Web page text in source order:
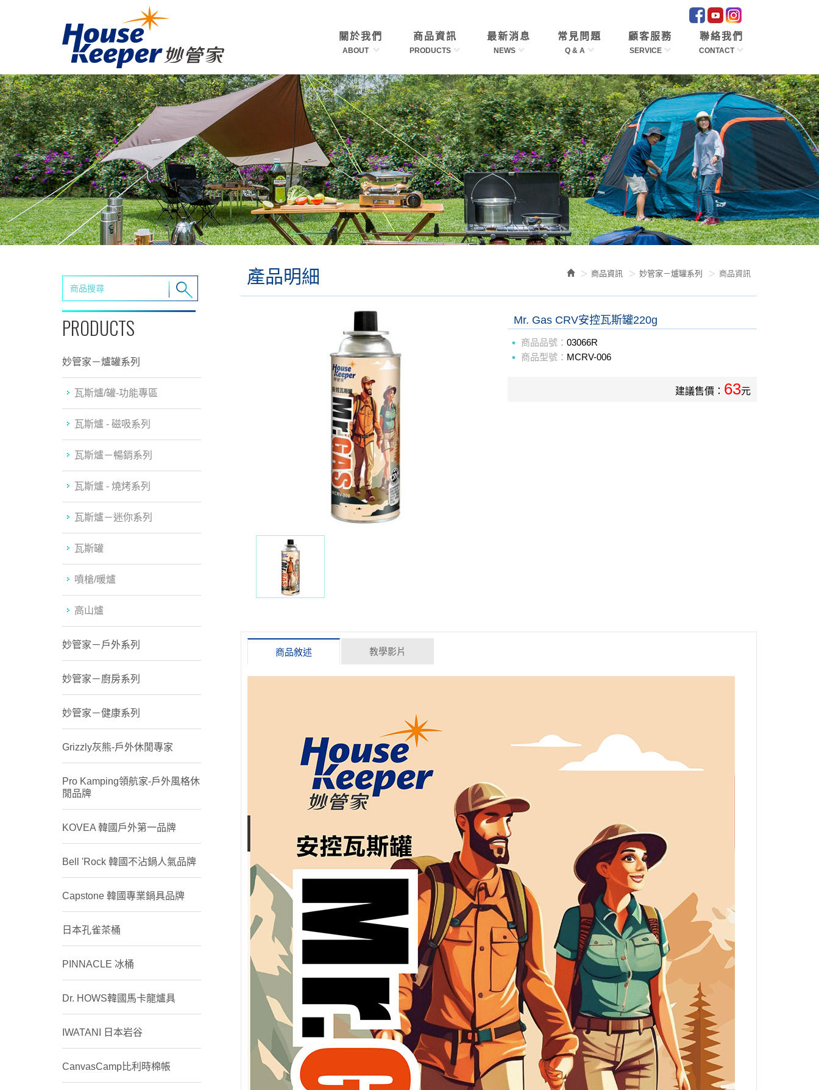
關於我們
ABOUT
商品資訊
PRODUCTS
最新消息
NEWS
常見問題
Q & A
顧客服務
SERVICE
聯絡我們
CONTACT
PRODUCTS
妙管家－爐罐系列
瓦斯爐/罐-功能專區
瓦斯爐 - 磁吸系列
瓦斯爐－暢銷系列
瓦斯爐 - 燒烤系列
瓦斯爐－迷你系列
瓦斯罐
噴槍/暖爐
高山爐
妙管家－戶外系列
妙管家－廚房系列
妙管家－健康系列
Grizzly灰熊-戶外休閒專家
Pro Kamping領航家-戶外風格休
閒品牌
KOVEA 韓國戶外第一品牌
Bell 'Rock 韓國不沾鍋人氣品牌
Capstone 韓國專業鍋具品牌
日本孔雀茶桶
PINNACLE 冰桶
Dr. HOWS韓國馬卡龍爐具
IWATANI 日本岩谷
CanvasCamp比利時棉帳
商品資訊 妙管家－爐罐系列 商品資訊
產品明細
Mr. Gas CRV安控瓦斯罐220g
商品品號：03066R
商品型號： MCRV-006
建議售價： 63元
商品敘述 教學影片